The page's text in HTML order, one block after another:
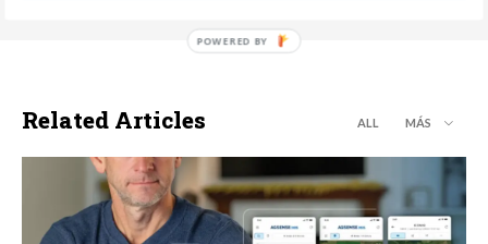
Related Articles ALL MÁS